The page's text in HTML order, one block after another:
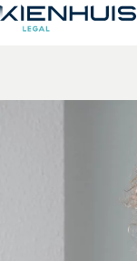
Expertises
Yvonne